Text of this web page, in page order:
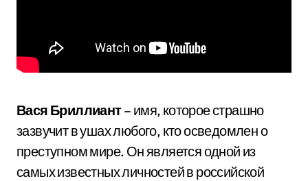
Вася Бриллиант– имя, которое страшно
зазвучит в ушах любого, кто осведомлен о
преступном мире. Он является одной из
самых известных личностей в российской